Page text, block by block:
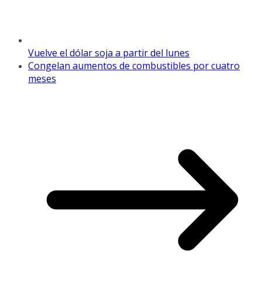
Vuelve el dólar soja a partir del lunes
Congelan aumentos de combustibles por cuatro
meses